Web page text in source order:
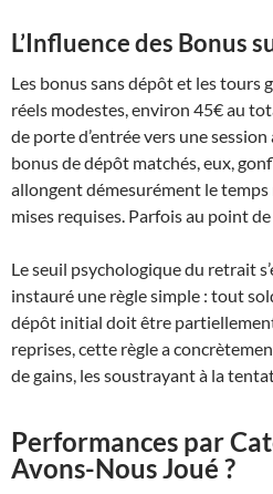
L’Influence des Bonus
Les bonus sans dépôt et les tours
réels modestes, environ 45€ au
de porte d’entrée vers une
bonus de dépôt matchés, eux,
allongent démesurément le
mises requises. Parfois au point
Le seuil psychologique du retrait
instauré une règle simple : tout
dépôt initial doit être
reprises, cette règle a
de gains, les soustrayant à la
Performances par
Avons-Nous Joué ?